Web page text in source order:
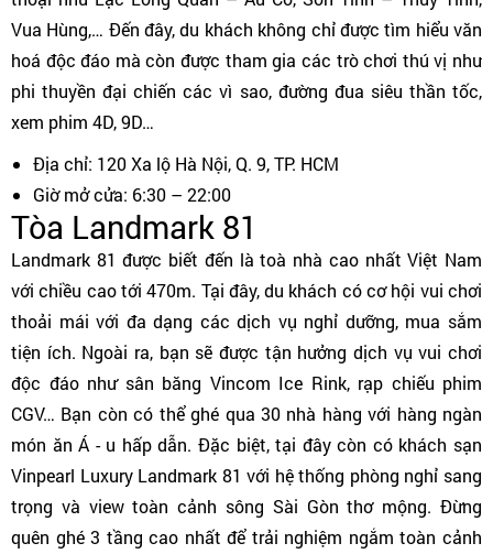
Vua Hùng,… Đến đây, du khách không chỉ được tìm hiểu văn
hoá độc đáo mà còn được tham gia các trò chơi thú vị như
phi thuyền đại chiến các vì sao, đường đua siêu thần tốc,
xem phim 4D, 9D…
Địa chỉ: 120 Xa lộ Hà Nội, Q. 9, TP. HCM
Giờ mở cửa: 6:30 – 22:00
Tòa Landmark 81
Landmark 81 được biết đến là toà nhà cao nhất Việt Nam
với chiều cao tới 470m. Tại đây, du khách có cơ hội vui chơi
thoải mái với đa dạng các dịch vụ nghỉ dưỡng, mua sắm
tiện ích. Ngoài ra, bạn sẽ được tận hưởng dịch vụ vui chơi
độc đáo như sân băng Vincom Ice Rink, rạp chiếu phim
CGV… Bạn còn có thể ghé qua 30 nhà hàng với hàng ngàn
món ăn Á - u hấp dẫn. Đặc biệt, tại đây còn có khách sạn
Vinpearl Luxury Landmark 81 với hệ thống phòng nghỉ sang
trọng và view toàn cảnh sông Sài Gòn thơ mộng. Đừng
quên ghé 3 tầng cao nhất để trải nghiệm ngắm toàn cảnh